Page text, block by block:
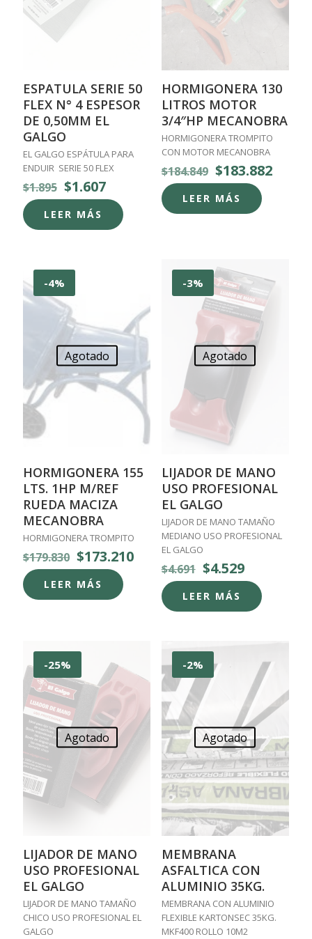
ESPATULA SERIE 50
FLEX N° 4 ESPESOR
DE 0,50MM EL
GALGO
EL GALGO ESPÁTULA PARA
ENDUIR SERIE 50 FLEX
$1.895 El
precio
original
era:
$1.607El
precio
actual
es:
LEER MÁS
HORMIGONERA 130
LITROS MOTOR
3/4″HP MECANOBRA
HORMIGONERA TROMPITO
CON MOTOR MECANOBRA
$184.849 El
precio
original
era:
$183.882El
LEER MÁS
-4%
Agotado
HORMIGONERA 155
LTS. 1HP M/REF
RUEDA MACIZA
MECANOBRA
HORMIGONERA TROMPITO
$179.830 El
precio
original
era:
$173.210El
precio
actual
$173.210.
LEER MÁS
-3%
Agotado
LIJADOR DE MANO
USO PROFESIONAL
EL GALGO
LIJADOR DE MANO TAMAÑO
MEDIANO USO PROFESIONAL
EL GALGO
$4.691 El
precio
original
era:
$4.529El
precio
actual
es:
LEER MÁS
-25%
Agotado
LIJADOR DE MANO
USO PROFESIONAL
EL GALGO
LIJADOR DE MANO TAMAÑO
CHICO USO PROFESIONAL EL
GALGO
-2%
Agotado
MEMBRANA
ASFALTICA CON
ALUMINIO 35KG.
MEMBRANA CON ALUMINIO
FLEXIBLE KARTONSEC 35KG.
MKF400 ROLLO 10M2